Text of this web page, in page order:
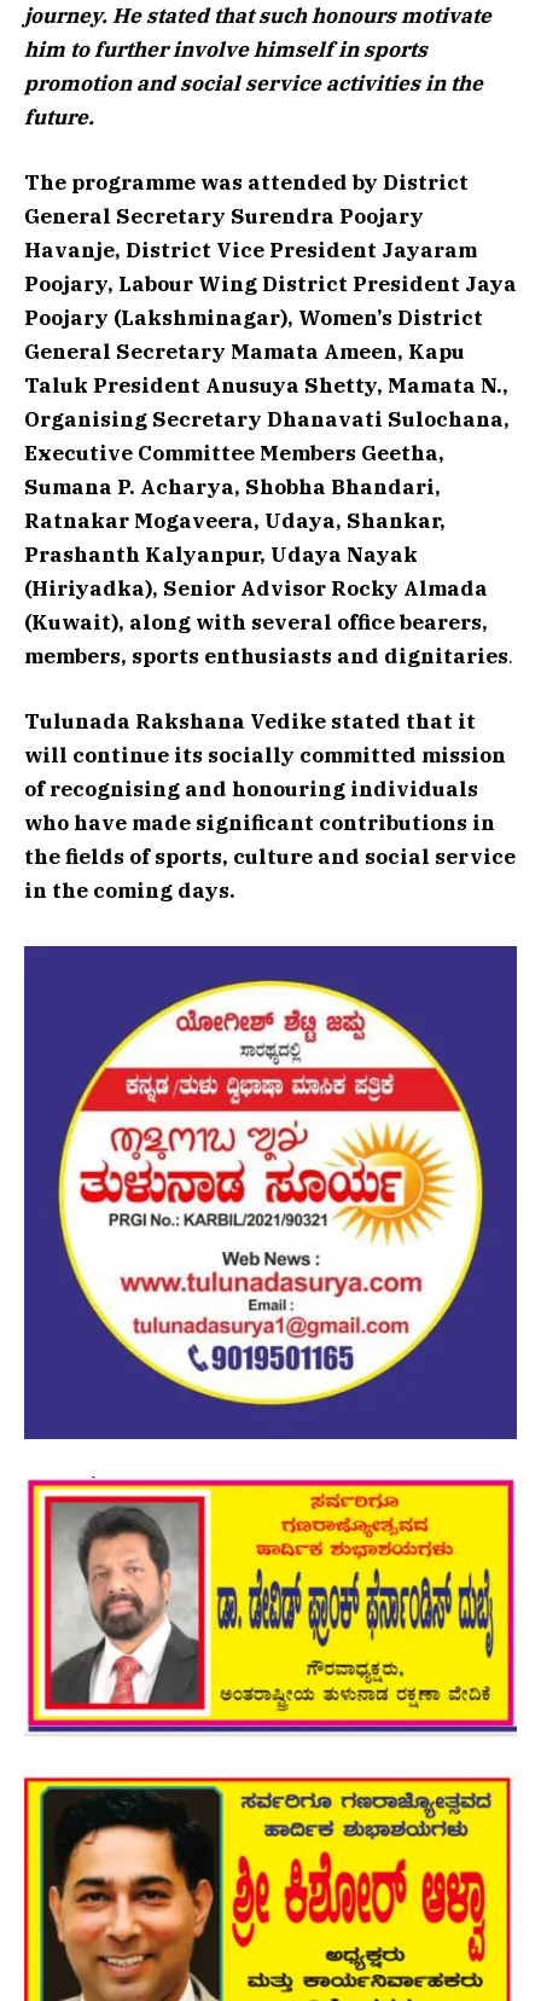
journey. He stated that such honours motivate
him to further involve himself in sports
promotion and social service activities in the
future.
The programme was attended by District
General Secretary Surendra Poojary
Havanje, District Vice President Jayaram
Poojary, Labour Wing District President Jaya
Poojary (Lakshminagar), Women’s District
General Secretary Mamata Ameen, Kapu
Taluk President Anusuya Shetty, Mamata N.,
Organising Secretary Dhanavati Sulochana,
Executive Committee Members Geetha,
Sumana P. Acharya, Shobha Bhandari,
Ratnakar Mogaveera, Udaya, Shankar,
Prashanth Kalyanpur, Udaya Nayak
(Hiriyadka), Senior Advisor Rocky Almada
(Kuwait), along with several office bearers,
members, sports enthusiasts and dignitaries.
Tulunada Rakshana Vedike stated that it
will continue its socially committed mission
of recognising and honouring individuals
who have made significant contributions in
the fields of sports, culture and social service
in the coming days.